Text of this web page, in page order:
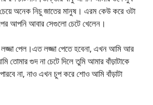
অনেক নিচু জাতের মানুষ। এরম কেউ করে ওটা
আপনি আবার সেগুলো চেটে খেলেন।
পেল।এত লজ্জা পেতে হবেনা, এখন আমি আর
তোমার গুদ না চেটে দিলে তুমি আমার বাঁড়াটাকে
না, নাও এখন চুপ করে শোও আমি বাঁড়াটা